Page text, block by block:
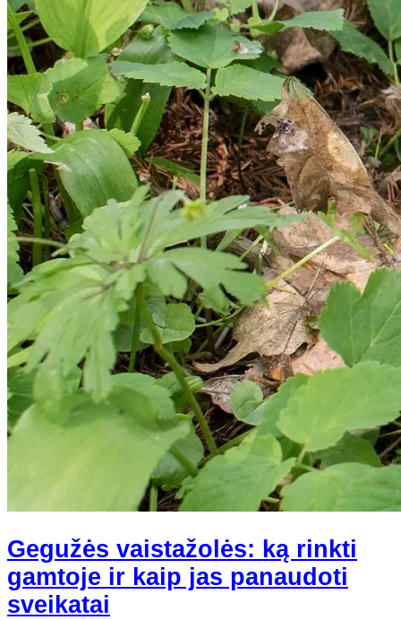
Gegužės vaistažolės: ką rinkti
gamtoje ir kaip jas panaudoti
sveikatai